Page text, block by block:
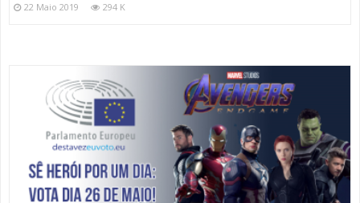
22 Maio 2019 294 K